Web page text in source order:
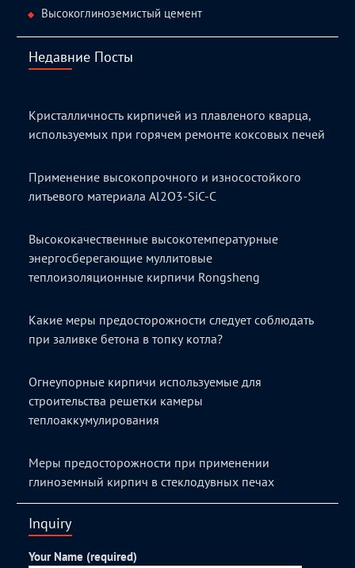
Высокоглиноземистый цемент
Недавние Посты
Кристалличность кирпичей из плавленого кварца,
используемых при горячем ремонте коксовых печей
Применение высокопрочного и износостойкого
литьевого материала Al2O3-SiC-C
Высококачественные высокотемпературные
энергосберегающие муллитовые
теплоизоляционные кирпичи Rongsheng
Какие меры предосторожности следует соблюдать
при заливке бетона в топку котла?
Огнеупорные кирпичи используемые для
строительства решетки камеры
теплоаккумулирования
Меры предосторожности при применении
глиноземный кирпич в стеклодувных печах
Inquiry
Your Name (required)